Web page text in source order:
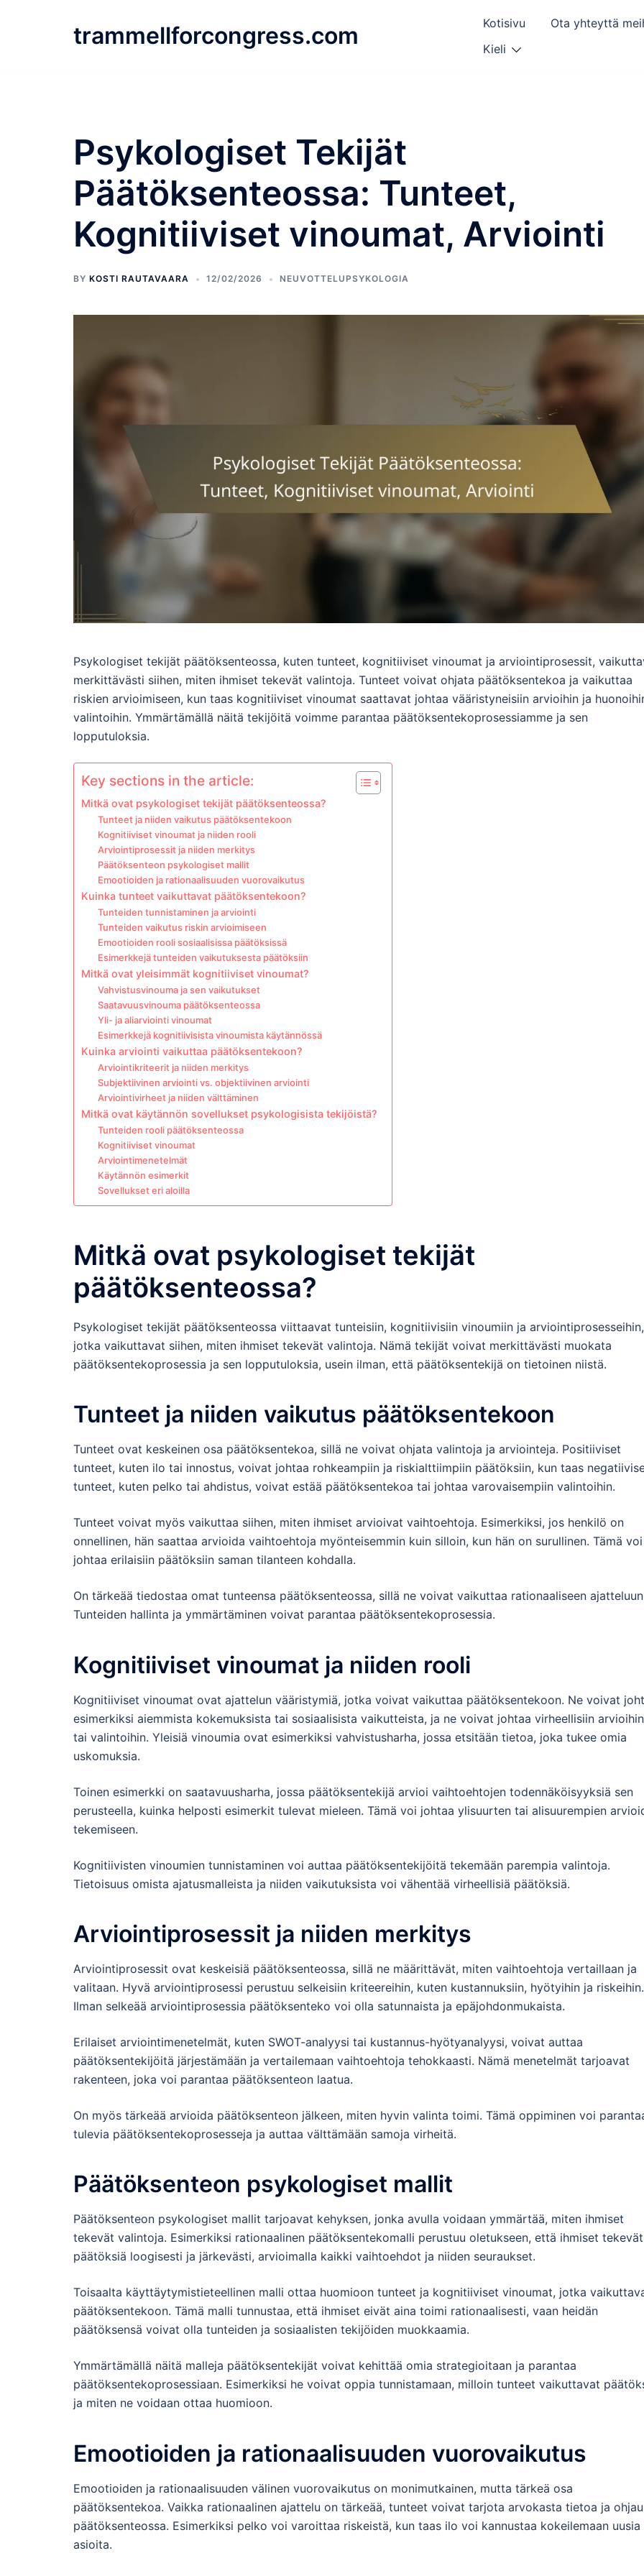
trammellforcongress.com Kotisivu
Ota yhteyttä
Kieli
Psykologiset Tekijät
Päätöksenteossa: Tunteet,
Kognitiiviset vinoumat, Arviointi
BY KOSTI RAUTAVAARA 12/02/2026 NEUVOTTELUPSYKOLOGIA
Psykologiset tekijät päätöksenteossa, kuten tunteet, kognitiiviset vinoumat ja arviointiprosessit,
merkittävästi siihen, miten ihmiset tekevät valintoja. Tunteet voivat ohjata päätöksentekoa ja vaikuttaa
riskien arvioimiseen, kun taas kognitiiviset vinoumat saattavat johtaa vääristyneisiin arvioihin ja
valintoihin. Ymmärtämällä näitä tekijöitä voimme parantaa päätöksentekoprosessiamme ja sen
lopputuloksia.
Key sections in the article:
Mitkä ovat psykologiset tekijät päätöksenteossa?
Tunteet ja niiden vaikutus päätöksentekoon
Kognitiiviset vinoumat ja niiden rooli
Arviointiprosessit ja niiden merkitys
Päätöksenteon psykologiset mallit
Emootioiden ja rationaalisuuden vuorovaikutus
Kuinka tunteet vaikuttavat päätöksentekoon?
Tunteiden tunnistaminen ja arviointi
Tunteiden vaikutus riskin arvioimiseen
Emootioiden rooli sosiaalisissa päätöksissä
Esimerkkejä tunteiden vaikutuksesta päätöksiin
Mitkä ovat yleisimmät kognitiiviset vinoumat?
Vahvistusvinouma ja sen vaikutukset
Saatavuusvinouma päätöksenteossa
Yli- ja aliarviointi vinoumat
Esimerkkejä kognitiivisista vinoumista käytännössä
Kuinka arviointi vaikuttaa päätöksentekoon?
Arviointikriteerit ja niiden merkitys
Subjektiivinen arviointi vs. objektiivinen arviointi
Arviointivirheet ja niiden välttäminen
Mitkä ovat käytännön sovellukset psykologisista tekijöistä?
Tunteiden rooli päätöksenteossa
Kognitiiviset vinoumat
Arviointimenetelmät
Käytännön esimerkit
Sovellukset eri aloilla
Mitkä ovat psykologiset tekijät
päätöksenteossa?
Psykologiset tekijät päätöksenteossa viittaavat tunteisiin, kognitiivisiin vinoumiin ja arviointiprosesseihin,
jotka vaikuttavat siihen, miten ihmiset tekevät valintoja. Nämä tekijät voivat merkittävästi muokata
päätöksentekoprosessia ja sen lopputuloksia, usein ilman, että päätöksentekijä on tietoinen niistä.
Tunteet ja niiden vaikutus päätöksentekoon
Tunteet ovat keskeinen osa päätöksentekoa, sillä ne voivat ohjata valintoja ja arviointeja. Positiiviset
tunteet, kuten ilo tai innostus, voivat johtaa rohkeampiin ja riskialttiimpiin päätöksiin, kun taas
tunteet, kuten pelko tai ahdistus, voivat estää päätöksentekoa tai johtaa varovaisempiin valintoihin.
Tunteet voivat myös vaikuttaa siihen, miten ihmiset arvioivat vaihtoehtoja. Esimerkiksi, jos henkilö on
onnellinen, hän saattaa arvioida vaihtoehtoja myönteisemmin kuin silloin, kun hän on surullinen. Tämä voi
johtaa erilaisiin päätöksiin saman tilanteen kohdalla.
On tärkeää tiedostaa omat tunteensa päätöksenteossa, sillä ne voivat vaikuttaa rationaaliseen
Tunteiden hallinta ja ymmärtäminen voivat parantaa päätöksentekoprosessia.
Kognitiiviset vinoumat ja niiden rooli
Kognitiiviset vinoumat ovat ajattelun vääristymiä, jotka voivat vaikuttaa päätöksentekoon. Ne voivat
esimerkiksi aiemmista kokemuksista tai sosiaalisista vaikutteista, ja ne voivat johtaa virheellisiin arvioihin
tai valintoihin. Yleisiä vinoumia ovat esimerkiksi vahvistusharha, jossa etsitään tietoa, joka tukee omia
uskomuksia.
Toinen esimerkki on saatavuusharha, jossa päätöksentekijä arvioi vaihtoehtojen todennäköisyyksiä sen
perusteella, kuinka helposti esimerkit tulevat mieleen. Tämä voi johtaa ylisuurten tai alisuurempien
tekemiseen.
Kognitiivisten vinoumien tunnistaminen voi auttaa päätöksentekijöitä tekemään parempia valintoja.
Tietoisuus omista ajatusmalleista ja niiden vaikutuksista voi vähentää virheellisiä päätöksiä.
Arviointiprosessit ja niiden merkitys
Arviointiprosessit ovat keskeisiä päätöksenteossa, sillä ne määrittävät, miten vaihtoehtoja vertaillaan ja
valitaan. Hyvä arviointiprosessi perustuu selkeisiin kriteereihin, kuten kustannuksiin, hyötyihin ja riskeihin.
Ilman selkeää arviointiprosessia päätöksenteko voi olla satunnaista ja epäjohdonmukaista.
Erilaiset arviointimenetelmät, kuten SWOT-analyysi tai kustannus-hyötyanalyysi, voivat auttaa
päätöksentekijöitä järjestämään ja vertailemaan vaihtoehtoja tehokkaasti. Nämä menetelmät tarjoavat
rakenteen, joka voi parantaa päätöksenteon laatua.
On myös tärkeää arvioida päätöksenteon jälkeen, miten hyvin valinta toimi. Tämä oppiminen voi
tulevia päätöksentekoprosesseja ja auttaa välttämään samoja virheitä.
Päätöksenteon psykologiset mallit
Päätöksenteon psykologiset mallit tarjoavat kehyksen, jonka avulla voidaan ymmärtää, miten ihmiset
tekevät valintoja. Esimerkiksi rationaalinen päätöksentekomalli perustuu oletukseen, että ihmiset tekevät
päätöksiä loogisesti ja järkevästi, arvioimalla kaikki vaihtoehdot ja niiden seuraukset.
Toisaalta käyttäytymistieteellinen malli ottaa huomioon tunteet ja kognitiiviset vinoumat, jotka
päätöksentekoon. Tämä malli tunnustaa, että ihmiset eivät aina toimi rationaalisesti, vaan heidän
päätöksensä voivat olla tunteiden ja sosiaalisten tekijöiden muokkaamia.
Ymmärtämällä näitä malleja päätöksentekijät voivat kehittää omia strategioitaan ja parantaa
päätöksentekoprosessiaan. Esimerkiksi he voivat oppia tunnistamaan, milloin tunteet vaikuttavat
ja miten ne voidaan ottaa huomioon.
Emootioiden ja rationaalisuuden vuorovaikutus
Emootioiden ja rationaalisuuden välinen vuorovaikutus on monimutkainen, mutta tärkeä osa
päätöksentekoa. Vaikka rationaalinen ajattelu on tärkeää, tunteet voivat tarjota arvokasta tietoa ja
päätöksenteossa. Esimerkiksi pelko voi varoittaa riskeistä, kun taas ilo voi kannustaa kokeilemaan uusia
asioita.